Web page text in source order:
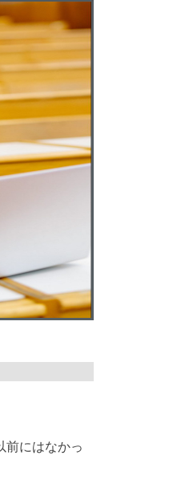
前にはなかっ